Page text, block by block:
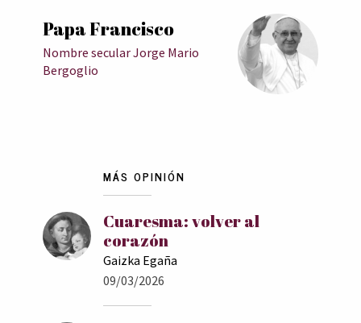
Papa Francisco
Nombre secular Jorge Mario
Bergoglio
MÁS OPINIÓN
Cuaresma: volver al
corazón
Gaizka Egaña
09/03/2026